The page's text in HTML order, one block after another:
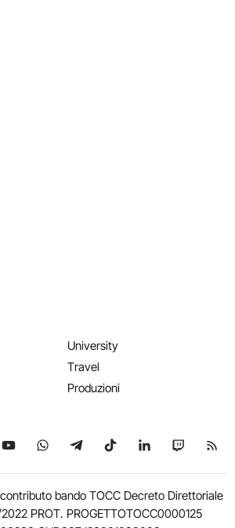
University
Travel
Produzioni
su X
Seguici su YouTube
Seguici su WhatsApp
Seguici su Telegram
Seguici su TikTok
Seguici su
Seguici
bando TOCC Decreto Direttoriale
PROT. PROGETTOTOCC0000125